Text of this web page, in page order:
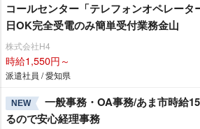
コールセンター「テレフォンオペレータ
日OK完全受電のみ簡単受付業務金山
株式会社H4
時給1,550円～
派遣社員 / 愛知県
NEW
一般事務・OA事務/あま市時給
るので安心経理事務